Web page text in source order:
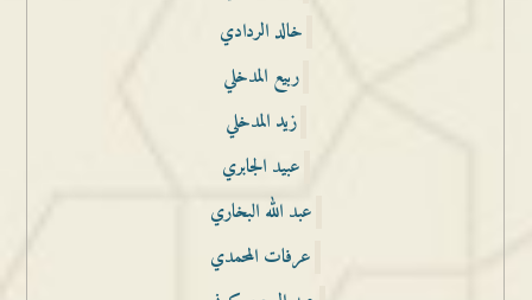
خالد الردادي
ربيع المدخلي
زيد المدخلي
عبيد الجابري
عبد الله البخاري
عرفات المحمدي